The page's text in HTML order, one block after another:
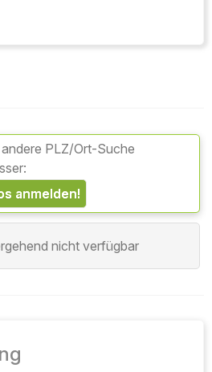
PLZ/Ort-Suche
anmelden!
nicht verfügbar